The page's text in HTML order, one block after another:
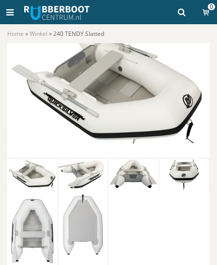
0
Home »Winkel »240 TENDY Slatted